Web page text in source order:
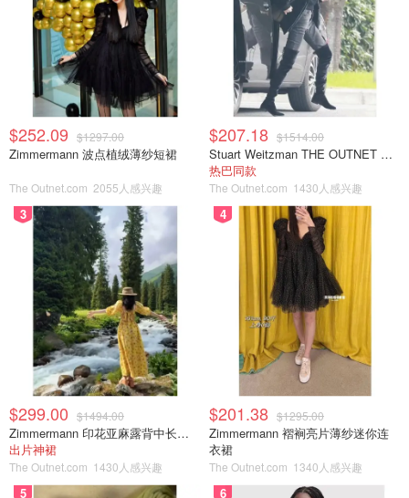
$252.09 $1297.00
Zimmermann 波点植绒薄纱短裙
The Outnet.com 2055人感兴趣
$207.18 $1514.00
Stuart Weitzman THE OUTNET 麂皮过膝靴 黑色
热巴同款
The Outnet.com 1430人感兴趣
3
$299.00 $1494.00
Zimmermann 印花亚麻露背中长连衣裙
出片神裙
The Outnet.com 1430人感兴趣
4
$201.38 $1295.00
Zimmermann 褶裥亮片薄纱迷你连
衣裙
The Outnet.com 1340人感兴趣
5 6